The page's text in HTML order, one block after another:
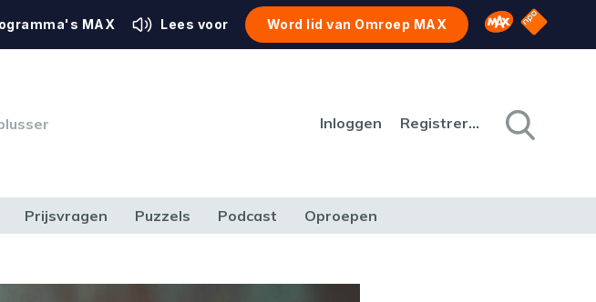
MAX Lees voor Word lid van Omroep MAX Omroep MAX
NPO
Inloggen Registreren
Prijsvragen Puzzels Podcast Oproepen